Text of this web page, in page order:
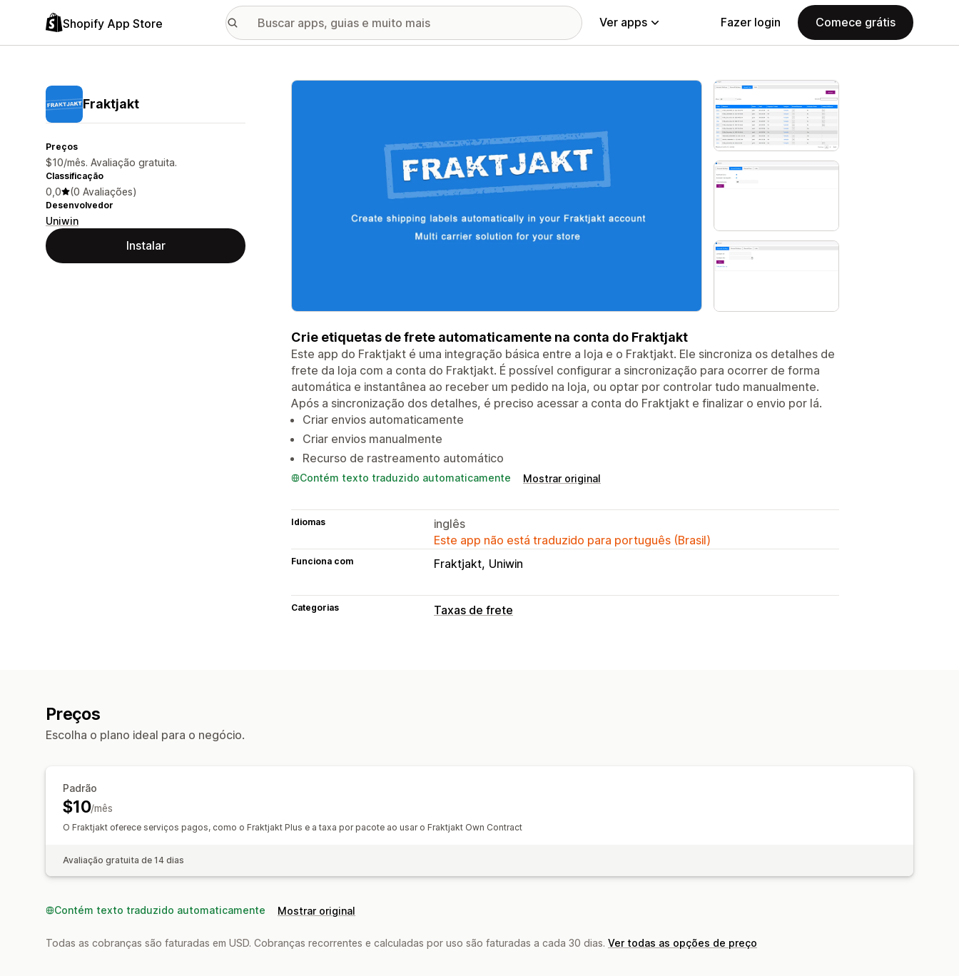
Shopify App Store Ver apps Fazer login Comece grátis
Fraktjakt
Preços
$10/mês. Avaliação gratuita.
Classificação
0,0 (0 Avaliações)
Desenvolvedor
Uniwin
Instalar
Galeria de imagens em destaque
Crie etiquetas de frete automaticamente na conta do Fraktjakt
Este app do Fraktjakt é uma integração básica entre a loja e o Fraktjakt. Ele sincroniza os detalhes de
frete da loja com a conta do Fraktjakt. É possível configurar a sincronização para ocorrer de forma
automática e instantânea ao receber um pedido na loja, ou optar por controlar tudo manualmente.
Após a sincronização dos detalhes, é preciso acessar a conta do Fraktjakt e finalizar o envio por lá.
Criar envios automaticamente
Criar envios manualmente
Recurso de rastreamento automático
Contém texto traduzido automaticamente Mostrar original
Idiomas
inglês
Este app não está traduzido para português (Brasil)
Funciona com Fraktjakt Uniwin
Categorias Taxas de frete
Preços
Escolha o plano ideal para o negócio.
Padrão
$10/mês
O Fraktjakt oferece serviços pagos, como o Fraktjakt Plus e a taxa por pacote ao usar o Fraktjakt Own Contract
Avaliação gratuita de 14 dias
Contém texto traduzido automaticamente Mostrar original
Todas as cobranças são faturadas em USD. Cobranças recorrentes e calculadas por uso são faturadas a cada 30 dias. Ver todas as opções de preço